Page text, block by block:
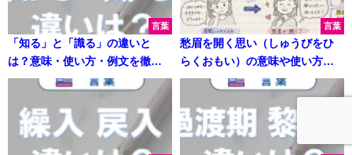
言葉
「知る」と「識る」の違いと
は？意味・使い方・例文を徹底
解説
言葉
愁眉を開く思い（しゅうびをひ
らくおもい）の意味や使い方
【図解Note】